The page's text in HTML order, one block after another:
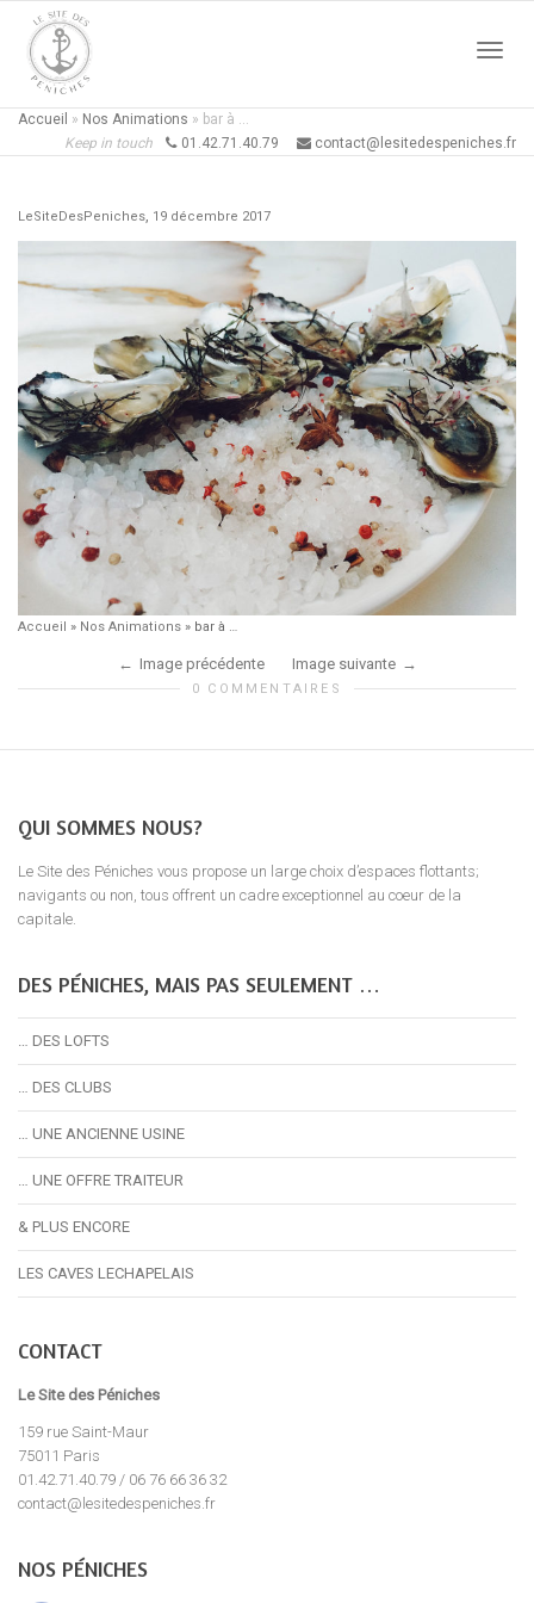
Accueil » Nos Animations » bar à …
Keep in touch
01.42.71.40.79 contact@lesitedespeniches.fr
LeSiteDesPeniches, 19 décembre 2017
Accueil » Nos Animations » bar à …
Image précédente Image suivante
0 COMMENTAIRES
QUI SOMMES NOUS?
Le Site des Péniches vous propose un large choix d’espaces flottants;
navigants ou non, tous offrent un cadre exceptionnel au coeur de la
capitale.
DES PÉNICHES, MAIS PAS SEULEMENT …
… DES LOFTS
… DES CLUBS
… UNE ANCIENNE USINE
… UNE OFFRE TRAITEUR
& PLUS ENCORE
LES CAVES LECHAPELAIS
CONTACT
Le Site des Péniches
159 rue Saint-Maur
75011 Paris
01.42.71.40.79 / 06 76 66 36 32
contact@lesitedespeniches.fr
NOS PÉNICHES